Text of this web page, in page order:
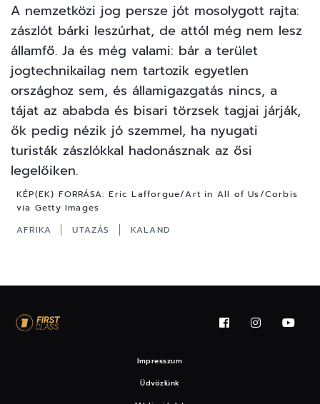
A nemzetközi jog persze jót mosolygott rajta:
zászlót bárki leszúrhat, de attól még nem lesz
államfő. Ja és még valami: bár a terület
jogtechnikailag nem tartozik egyetlen
országhoz sem, és államigazgatás nincs, a
tájat az ababda és bisari törzsek tagjai járják,
ők pedig nézik jó szemmel, ha nyugati
turisták zászlókkal hadonásznak az ősi
legelőiken.
KÉP(EK) FORRÁSA: Eric Lafforgue/Art in All of Us/Corbis
via Getty Images
AFRIKA
UTAZÁS KALAND
Impresszum
Üdvözlünk